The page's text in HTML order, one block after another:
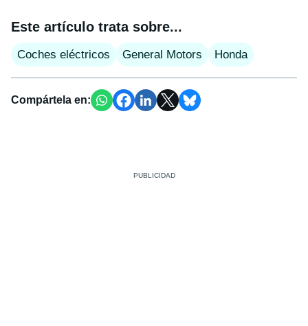
Este artículo trata sobre...
Coches eléctricos General Motors Honda
Compártela en: